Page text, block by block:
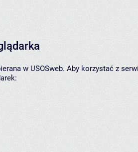
w USOSweb. Aby korzystać z